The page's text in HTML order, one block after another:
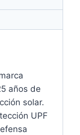
años de
solar.
UPF